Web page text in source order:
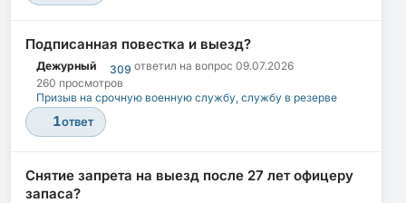
Подписанная повестка и выезд?
Дежурный 309 ответил на вопрос 09.07.2026
260 просмотров
Призыв на срочную военную службу, службу в резерве
1ответ
Снятие запрета на выезд после 27 лет офицеру
запаса?